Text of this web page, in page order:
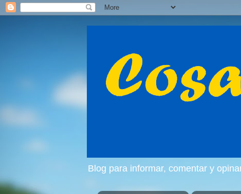
Blog para informar, comentar y